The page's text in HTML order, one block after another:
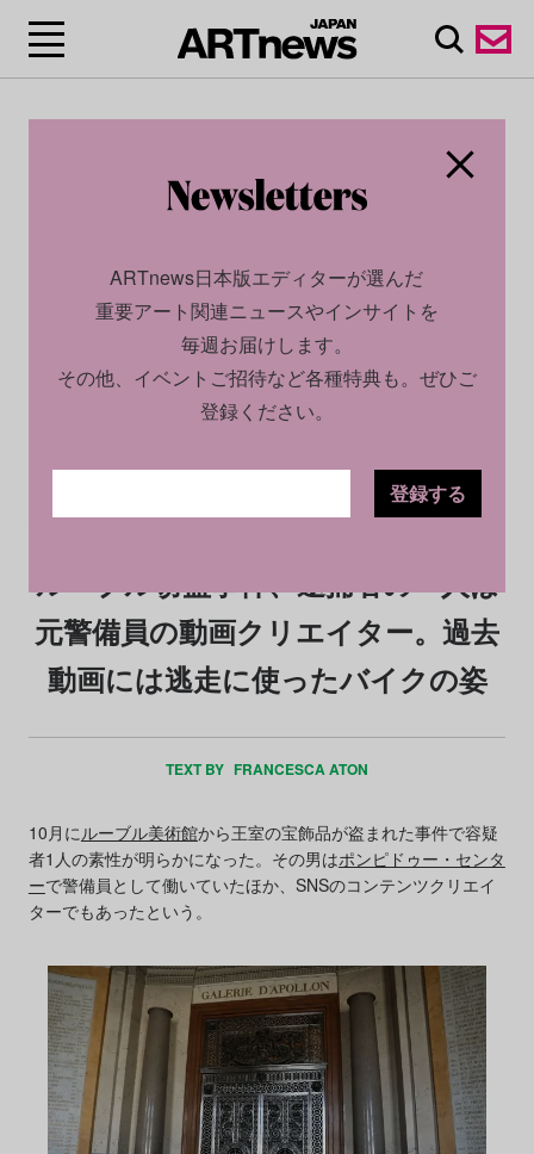
2025.11.07
ルーブル窃盗事件、逮捕者の一人は
元警備員の動画クリエイター。過去
動画には逃走に使ったバイクの姿
TEXT BY FRANCESCA ATON
10月にルーブル美術館から王室の宝飾品が盗まれた事件で容疑
者1人の素性が明らかになった。その男はポンピドゥー・センタ
ーで警備員として働いていたほか、SNSのコンテンツクリエイ
ターでもあったという。
ARTnews日本版エディターが選んだ
重要アート関連ニュースやインサイトを
毎週お届けします。
その他、イベントご招待など各種特典も。ぜひご
登録ください。
登録する